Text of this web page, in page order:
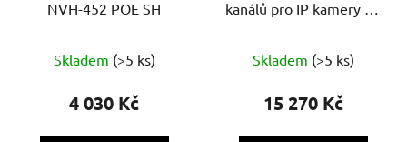
NVH-452 POE SH
Skladem (>5 ks)
4 030 Kč
kanálů pro IP kamery 12
80Mb/160Mb, H.265+,
AcuSense, PoE
Skladem (>5 ks)
15 270 Kč